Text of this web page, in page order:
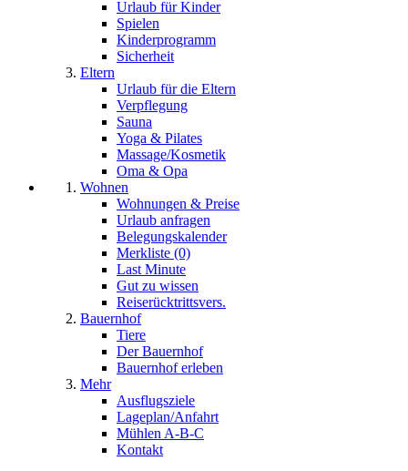
Urlaub für Kinder
Spielen
Kinderprogramm
Sicherheit
Eltern
Urlaub für die Eltern
Verpflegung
Sauna
Yoga & Pilates
Massage/Kosmetik
Oma & Opa
Wohnen
Wohnungen & Preise
Urlaub anfragen
Belegungskalender
Merkliste (0)
Last Minute
Gut zu wissen
Reiserücktrittsvers.
Bauernhof
Tiere
Der Bauernhof
Bauernhof erleben
Mehr
Ausflugsziele
Lageplan/Anfahrt
Mühlen A-B-C
Kontakt